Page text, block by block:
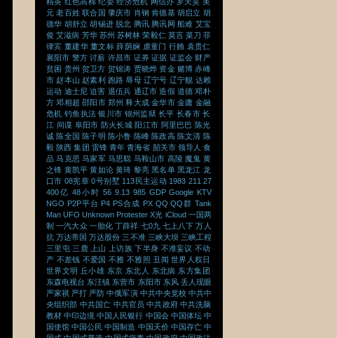
元 老百姓 联合国 肇庆市 肖钢 肯德基 胡启立 胡
德华 胡舒立 胡锡进 脱北 腾讯 腾讯网 船难 艾宝
俊 艾滋病 芳华 苏州 苏树林 荣毅仁 莫言 菜刀 菲
律宾 董建华 董文标 薛荫娴 虐童门 行贿 袁贵仁
襄阳市 警方 讨薪 许昌市 证券 证据 证监会 财产
贫困 贵州 贺卫方 贺锦涛 贾晓烨 资金 赌博 赤峰
市 赵本山 赵素利 跑路 辱母 辽宁号 辽宁舰 达赖
运动 迪士尼 迫害 退伍兵 通辽市 造假 道德 邓朴
方 邓相超 邵阳市 郑州 释大成 金华市 金庸 金融
危机 钓鱼执法 银川市 锦州监狱 长平 长春市 长
江 间谍 阜阳市 防火长城 阳江市 阿里巴巴 陈光
诚 陈全国 陈子明 陈小鲁 陈峰 陈政高 陈文清 陈
毅 陕西 集团 雷锋 青年 青海省 韶关市 领导人 食
品 马克思 马家军 马思聪 马鞍山市 高陵 魔鬼 黄
之锋 黄凯平 黄如论 黄琦 黎亮 黑名单 黑龙江 龙
口市 08宪章 0号别墅 113民主运动 1983 211 27
400亿 48小时 56 9.13 985 GDP Google KTV
NGO P2P平台 P4 PS合成 PX QQ QQ群 Tank
Man UFO Unknown Protester X光 iCloud 一国两
制 一汽大众 一胎化 丁薛祥 七0九 七上八下 万人
抗 万达帝国 万达股份 三不准 三峡大坝 三峡工程
三里屯 三鹿 上山 上访族 下半身 不准妄议 不动
产 不差钱 不爱国 不雅 不雅照 丑闻 世界人权日
世界文明 丘小雄 东京 东北人 东北病 东方集团
东森电视台 东汪镇 东营市 东阳市 东风 丢人现眼
严家祺 严打 严防 中俄军演 中共中央党校 中共中
央组织部 中共国亡 中共官员 中共政府 中共洗脑
教材 中印边境 中国人民银行 中国会 中国体坛 中
国使馆 中国公民 中国制造 中国天价 中国存亡 中